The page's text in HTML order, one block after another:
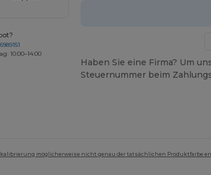
10:00–14:00
Haben Sie eine Firma? Um
Steuernummer beim
möglicherweise nicht genau der tatsächlichen Produktfarbe